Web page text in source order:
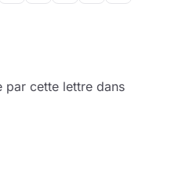
par cette lettre dans